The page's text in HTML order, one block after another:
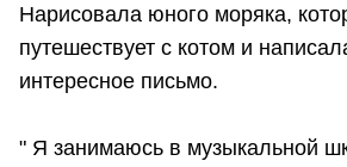
Нарисовала юного моряка,
путешествует с котом и
интересное письмо.
" Я занимаюсь в музыкальной